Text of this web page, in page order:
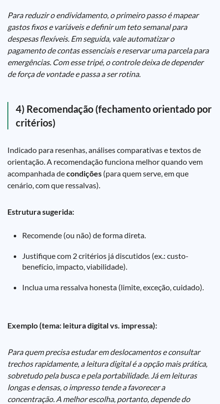
Para reduzir o endividamento, o primeiro passo é mapear
gastos fixos e variáveis e definir um teto semanal para
despesas flexíveis. Em seguida, vale automatizar o
pagamento de contas essenciais e reservar uma parcela para
emergências. Com esse tripé, o controle deixa de depender
de força de vontade e passa a ser rotina.
4) Recomendação (fechamento orientado por
critérios)
Indicado para resenhas, análises comparativas e textos de
orientação. A recomendação funciona melhor quando vem
acompanhada decondições (para quem serve, em que
cenário, com que ressalvas).
Estrutura sugerida:
Recomende (ou não) de forma direta.
Justifique com 2 critérios já discutidos (ex.: custo-
benefício, impacto, viabilidade).
Inclua uma ressalva honesta (limite, exceção, cuidado).
Exemplo (tema: leitura digital vs. impressa):
Para quem precisa estudar em deslocamentos e consultar
trechos rapidamente, a leitura digital é a opção mais prática,
sobretudo pela busca e pela portabilidade. Já em leituras
longas e densas, o impresso tende a favorecer a
concentração. A melhor escolha, portanto, depende do